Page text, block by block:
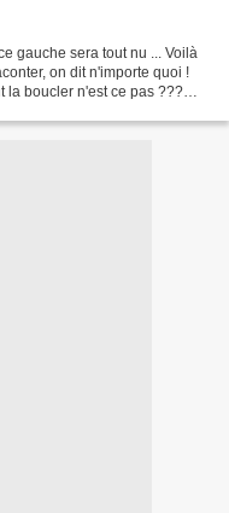
gauche sera tout nu ... Voilà
on dit n'importe quoi !
la boucler n'est ce pas ???